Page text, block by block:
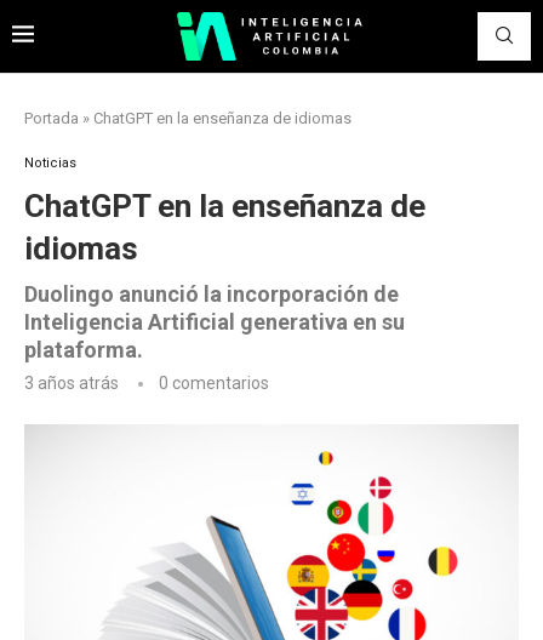
Portada » ChatGPT en la enseñanza de idiomas
Noticias
ChatGPT en la enseñanza de
idiomas
Duolingo anunció la incorporación de
Inteligencia Artificial generativa en su
plataforma.
3 años atrás 0 comentarios